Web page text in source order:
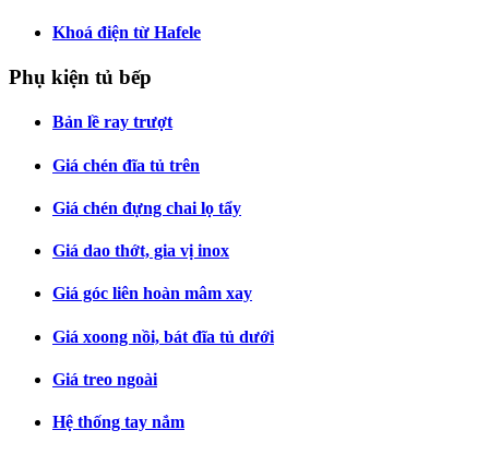
Khoá điện từ Hafele
Phụ kiện tủ bếp
Bản lề ray trượt
Giá chén đĩa tủ trên
Giá chén đựng chai lọ tẩy
Giá dao thớt, gia vị inox
Giá góc liên hoàn mâm xay
Giá xoong nồi, bát đĩa tủ dưới
Giá treo ngoài
Hệ thống tay nắm